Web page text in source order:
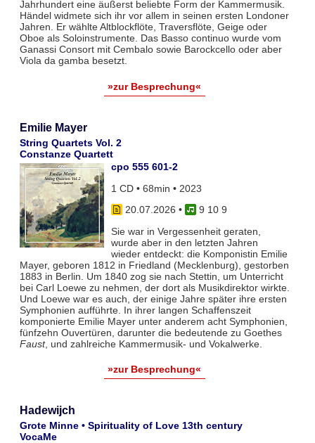
Jahrhundert eine äußerst beliebte Form der Kammermusik.
Händel widmete sich ihr vor allem in seinen ersten Londoner
Jahren. Er wählte Altblockflöte, Traversflöte, Geige oder
Oboe als Soloinstrumente. Das Basso continuo wurde vom
Ganassi Consort mit Cembalo sowie Barockcello oder aber
Viola da gamba besetzt.
»zur Besprechung«
Emilie Mayer
String Quartets Vol. 2
Constanze Quartett
cpo 555 601-2
1 CD • 68min • 2023
20.07.2026 •
9 10 9
Sie war in Vergessenheit geraten,
wurde aber in den letzten Jahren
wieder entdeckt: die Komponistin Emilie
Mayer, geboren 1812 in Friedland (Mecklenburg), gestorben
1883 in Berlin. Um 1840 zog sie nach Stettin, um Unterricht
bei Carl Loewe zu nehmen, der dort als Musikdirektor wirkte.
Und Loewe war es auch, der einige Jahre später ihre ersten
Symphonien aufführte. In ihrer langen Schaffenszeit
komponierte Emilie Mayer unter anderem acht Symphonien,
fünfzehn Ouvertüren, darunter die bedeutende zu Goethes
Faust, und zahlreiche Kammermusik- und Vokalwerke.
»zur Besprechung«
Hadewijch
Grote Minne • Spirituality of Love 13th century
VocaMe